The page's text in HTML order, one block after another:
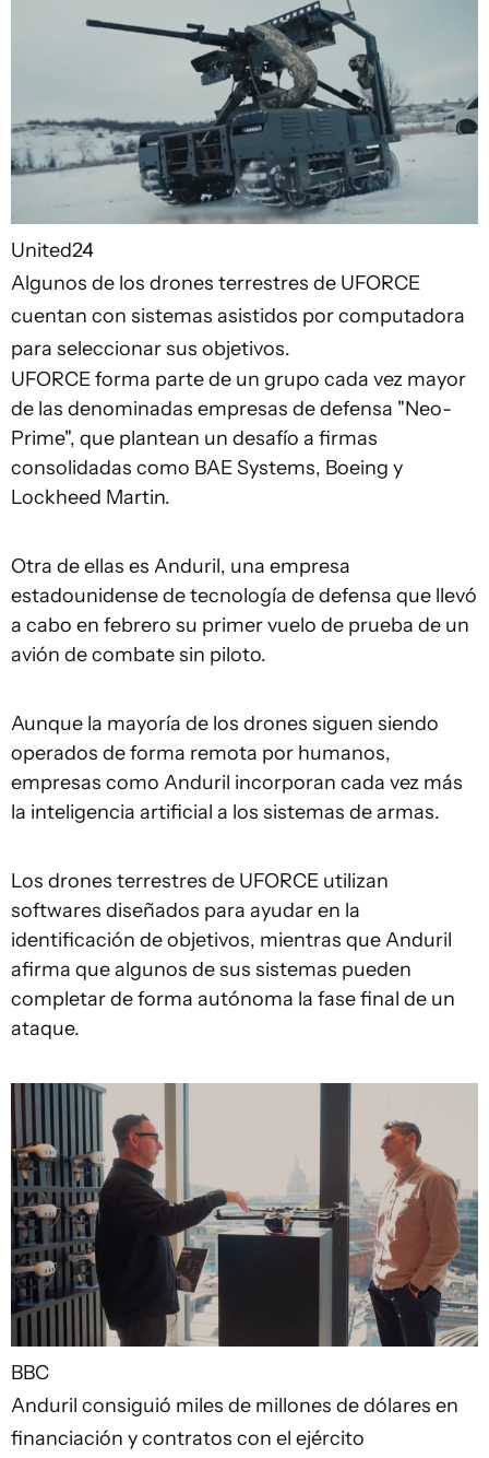
United24
Algunos de los drones terrestres de UFORCE
cuentan con sistemas asistidos por computadora
para seleccionar sus objetivos.
UFORCE forma parte de un grupo cada vez mayor
de las denominadas empresas de defensa "Neo-
Prime", que plantean un desafío a firmas
consolidadas como BAE Systems, Boeing y
Lockheed Martin.
Otra de ellas es Anduril, una empresa
estadounidense de tecnología de defensa que llevó
a cabo en febrero su primer vuelo de prueba de un
avión de combate sin piloto.
Aunque la mayoría de los drones siguen siendo
operados de forma remota por humanos,
empresas como Anduril incorporan cada vez más
la inteligencia artificial a los sistemas de armas.
Los drones terrestres de UFORCE utilizan
softwares diseñados para ayudar en la
identificación de objetivos, mientras que Anduril
afirma que algunos de sus sistemas pueden
completar de forma autónoma la fase final de un
ataque.
BBC
Anduril consiguió miles de millones de dólares en
financiación y contratos con el ejército